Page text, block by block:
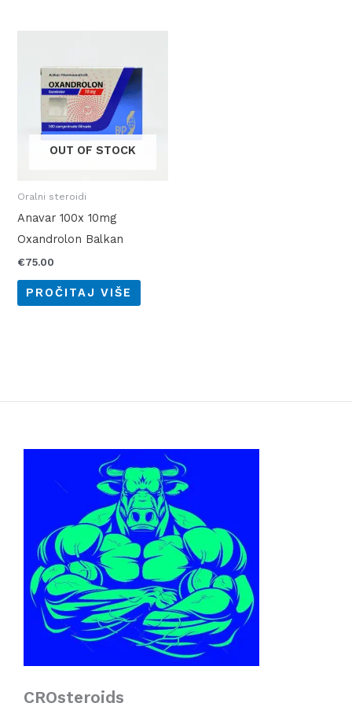
OUT OF STOCK
Oralni steroidi
Anavar 100x 10mg
Oxandrolon Balkan
€75.00
PROČITAJ VIŠE
CROsteroids